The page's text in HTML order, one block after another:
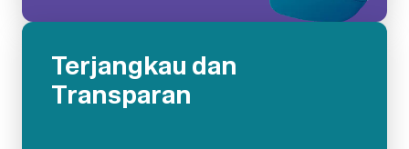
Terjangkau dan
Transparan